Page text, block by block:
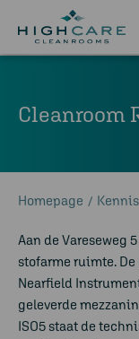
Cleanroom
Homepage /
Aan de Vareseweg
stofarme ruimte.
Nearfield
geleverde
ISO5 staat de